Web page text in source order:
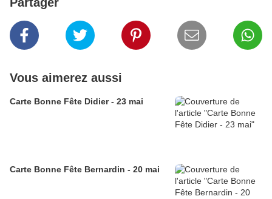
Vous aimerez aussi
Carte Bonne Fête Didier - 23 mai
Carte Bonne Fête Bernardin - 20 mai